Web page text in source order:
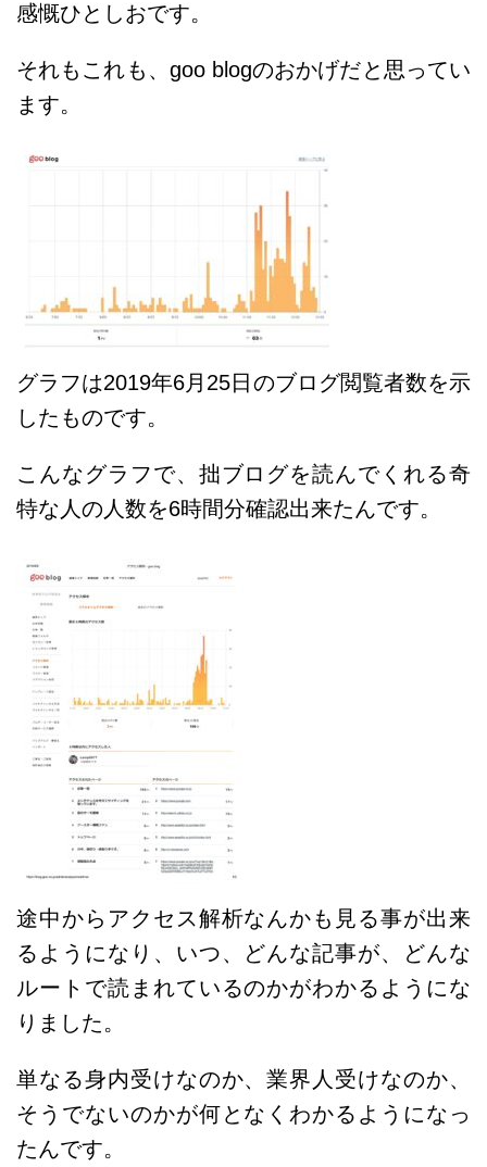
感慨ひとしおです。
それもこれも、 goo blogのおかげだと思ってい
ます。
グラフは2019年6月25日のブログ閲覧者数を示
したものです。
こんなグラフで、拙ブログを読んでくれる奇
特な人の人数を6時間分確認出来たんです。
途中からアクセス解析なんかも見る事が出来
るようになり、いつ、どんな記事が、どんな
ルートで読まれているのかがわかるようにな
りました。
単なる身内受けなのか、業界人受けなのか、
そうでないのかが何となくわかるようになっ
たんです。